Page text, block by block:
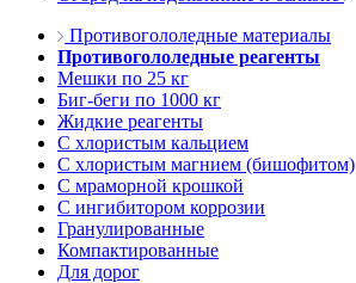
Противогололедные материалы
Противогололедные реагенты
Мешки по 25 кг
Биг-беги по 1000 кг
Жидкие реагенты
С хлористым кальцием
С хлористым магнием (бишофитом)
С мраморной крошкой
С ингибитором коррозии
Гранулированные
Компактированные
Для дорог